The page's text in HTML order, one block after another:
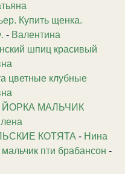
Купить щенка.
- Валентина
шпиц красивый
цветные клубные
МАЛЬЧИК
КОТЯТА - Нина
пти брабансон -